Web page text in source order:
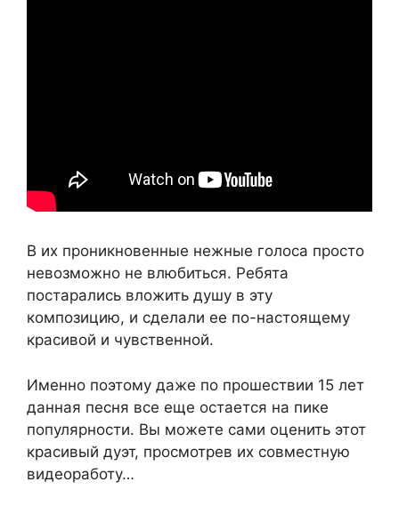
В их проникновенные нежные голоса просто
невозможно не влюбиться. Ребята
постарались вложить душу в эту
композицию, и сделали ее по-настоящему
красивой и чувственной.
Именно поэтому даже по прошествии 15 лет
данная песня все еще остается на пике
популярности. Вы можете сами оценить этот
красивый дуэт, просмотрев их совместную
видеоработу…